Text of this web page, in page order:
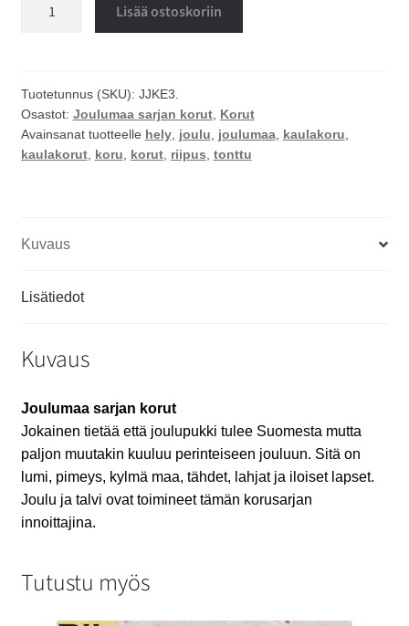
Lisää ostoskoriin
Tuotetunnus (SKU): JJKE3.
Osastot: Joulumaa sarjan korut, Korut
Avainsanat tuotteelle hely, joulu, joulumaa, kaulakoru,
kaulakorut, koru, korut, riipus, tonttu
Kuvaus
Lisätiedot
Kuvaus
Joulumaa sarjan korut
Jokainen tietää että joulupukki tulee Suomesta mutta
paljon muutakin kuuluu perinteiseen jouluun. Sitä on
lumi, pimeys, kylmä maa, tähdet, lahjat ja iloiset lapset.
Joulu ja talvi ovat toimineet tämän korusarjan
innoittajina.
Tutustu myös